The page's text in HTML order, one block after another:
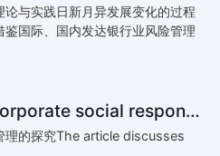
与实践日新月异发展变化的过程
国际、国内发达银行业风险管理
essay how to write:corporate social responsibility practice
理的探究The article discusses